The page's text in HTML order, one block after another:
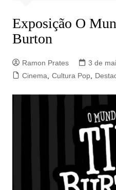
Exposição O
Burton
Ramon Prates 3 de
Cinema, Cultura Pop,